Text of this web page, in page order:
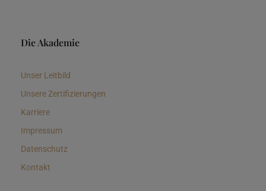
Die Akademie
Unser Leitbild
Unsere Zertifizierungen
Karriere
Impressum
Datenschutz
Kontakt